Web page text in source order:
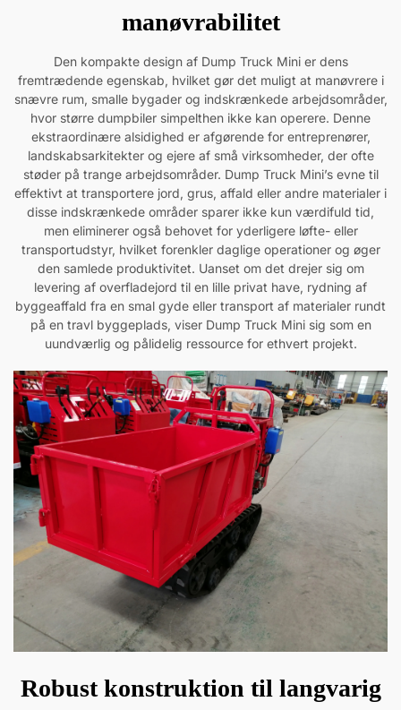
manøvrabilitet
Den kompakte design af Dump Truck Mini er dens
fremtrædende egenskab, hvilket gør det muligt at manøvrere i
snævre rum, smalle bygader og indskrænkede arbejdsområder,
hvor større dumpbiler simpelthen ikke kan operere. Denne
ekstraordinære alsidighed er afgørende for entreprenører,
landskabsarkitekter og ejere af små virksomheder, der ofte
støder på trange arbejdsområder. Dump Truck Mini’s evne til
effektivt at transportere jord, grus, affald eller andre materialer i
disse indskrænkede områder sparer ikke kun værdifuld tid,
men eliminerer også behovet for yderligere løfte- eller
transportudstyr, hvilket forenkler daglige operationer og øger
den samlede produktivitet. Uanset om det drejer sig om
levering af overfladejord til en lille privat have, rydning af
byggeaffald fra en smal gyde eller transport af materialer rundt
på en travl byggeplads, viser Dump Truck Mini sig som en
uundværlig og pålidelig ressource for ethvert projekt.
Robust konstruktion til langvarig